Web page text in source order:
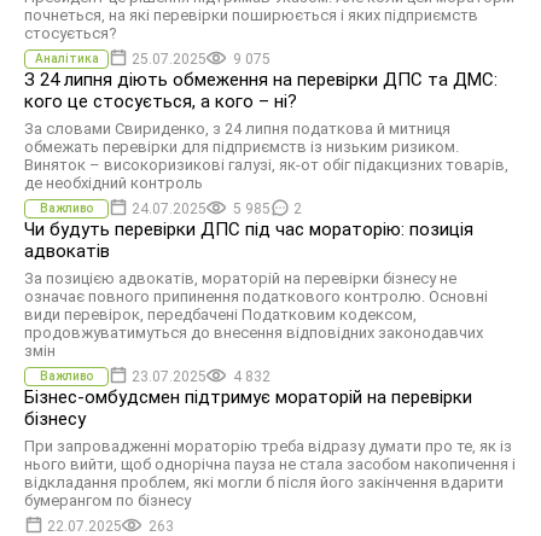
почнеться, на які перевірки поширюється і яких підприємств
стосується?
Аналітика 25.07.2025 9 075
З 24 липня діють обмеження на перевірки ДПС та ДМС:
кого це стосується, а кого – ні?
За словами Свириденко, з 24 липня податкова й митниця
обмежать перевірки для підприємств із низьким ризиком.
Виняток – високоризикові галузі, як-от обіг підакцизних товарів,
де необхідний контроль
Важливо 24.07.2025 5 985 2
Чи будуть перевірки ДПС під час мораторію: позиція
адвокатів
За позицією адвокатів, мораторій на перевірки бізнесу не
означає повного припинення податкового контролю. Основні
види перевірок, передбачені Податковим кодексом,
продовжуватимуться до внесення відповідних законодавчих
змін
Важливо 23.07.2025 4 832
Бізнес-омбудсмен підтримує мораторій на перевірки
бізнесу
При запровадженні мораторію треба відразу думати про те, як із
нього вийти, щоб однорічна пауза не стала засобом накопичення і
відкладання проблем, які могли б після його закінчення вдарити
бумерангом по бізнесу
22.07.2025 263